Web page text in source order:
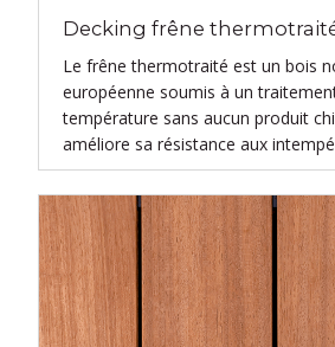
Decking frêne
Le frêne thermotraité est un bois
européenne soumis à un
température sans aucun produit
améliore sa résistance aux